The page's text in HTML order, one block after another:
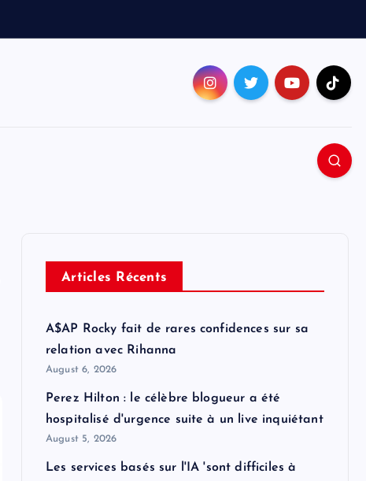
Articles Récents
A$AP Rocky fait de rares confidences sur sa
relation avec Rihanna
August 6, 2026
Perez Hilton : le célèbre blogueur a été
hospitalisé d'urgence suite à un live inquiétant
August 5, 2026
Les services basés sur l'IA 'sont difficiles à